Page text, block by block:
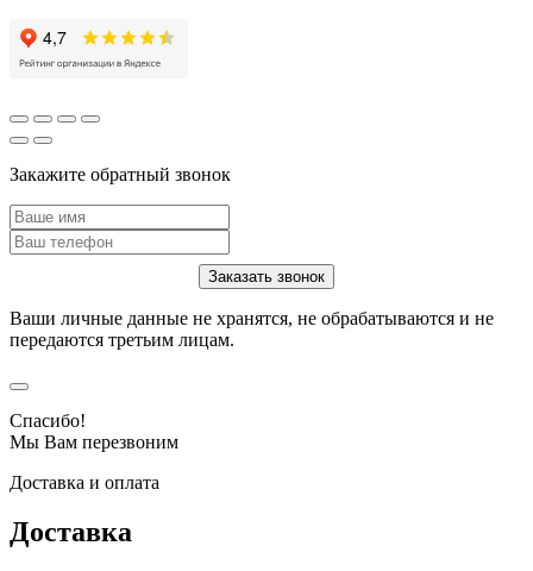
Закажите обратный звонок
Ваши личные данные не хранятся, не обрабатываются и не
передаются третьим лицам.
Спасибо!
Мы Вам перезвоним
Доставка и оплата
Доставка